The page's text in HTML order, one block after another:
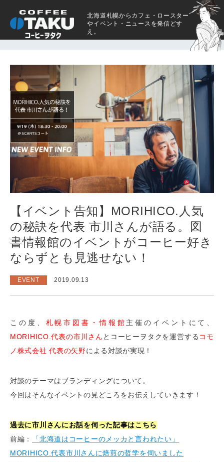
北海道札幌からカフェ・ロースター
やイベント・ニュースを発信どす
え。
【イベント告知】MORIHICO.人気
の秘訣を代表 市川さんが語る。図
書情報館のイベントがコーヒー好き
ならずとも見逃せない！
EVENT 2019.09.13
この度、 札幌市図書・情報館 主催のイベントにて、
MORIHICO.代表の市川さん とコーヒーヲタクを運営する コモ
ノ株式会社 代表の矢野による対談が実現！
対談のテーマはブランディングについて。
今回はそんなイベントの見どころをお伝えしていきます！
過去に市川さんにお話を伺った記事はこちら
前編：
「北海道はコーヒーのメッカと言われたい」
MORIHICO.代表市川さんに焙煎の哲学を伺いました